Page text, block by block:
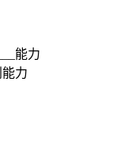
能力
力